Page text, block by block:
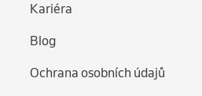
Kariéra
Blog
Ochrana osobních údajů